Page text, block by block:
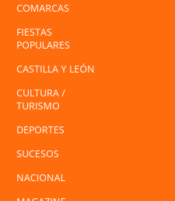
COMARCAS
FIESTAS
POPULARES
CASTILLA Y LEÓN
CULTURA /
TURISMO
DEPORTES
SUCESOS
NACIONAL